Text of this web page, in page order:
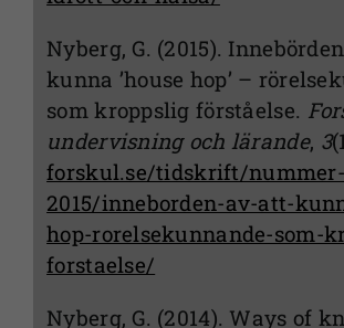
Nyberg, G. (2015).
kunna ’house hop’ –
som kroppslig förståelse.
undervisning och lärande, 3
forskul.se/tidskrift/
2015/inneborden-av-att-
hop-rorelsekunnande-som-
forstaelse/
Nyberg, G. (2014). Ways of